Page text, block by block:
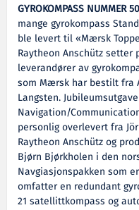
GYROKOMPASS NUMMER
mange gyrokompass
ble levert til «Mærsk
Raytheon Anschütz
leverandører av
som Mærsk har bestilt fra
Langsten.
Navigation/
personlig overlevert fra
Raytheon Anschütz og
Bjørn Bjørkholen i den
Navgiasjonspakken som
omfatter en redundant
21 satellittkompass og